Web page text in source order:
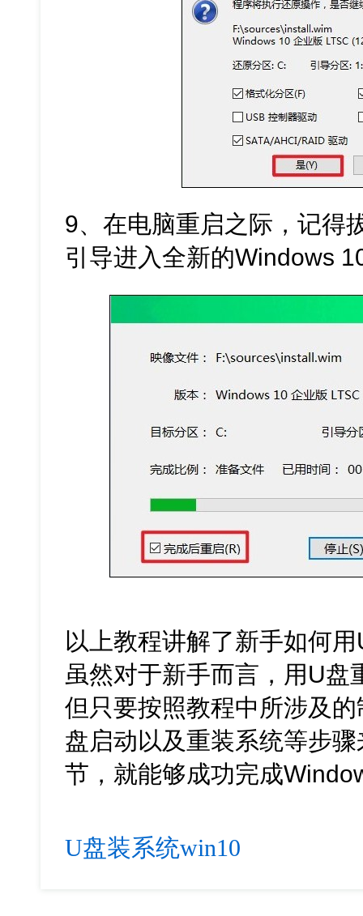
9、在电脑重启之际，记得
引导进入全新的Windows
以上教程讲解了新手如何
虽然对于新手而言，用U盘
但只要按照教程中所涉及
盘启动以及重装系统等步
节，就能够成功完成
U盘装系统win10